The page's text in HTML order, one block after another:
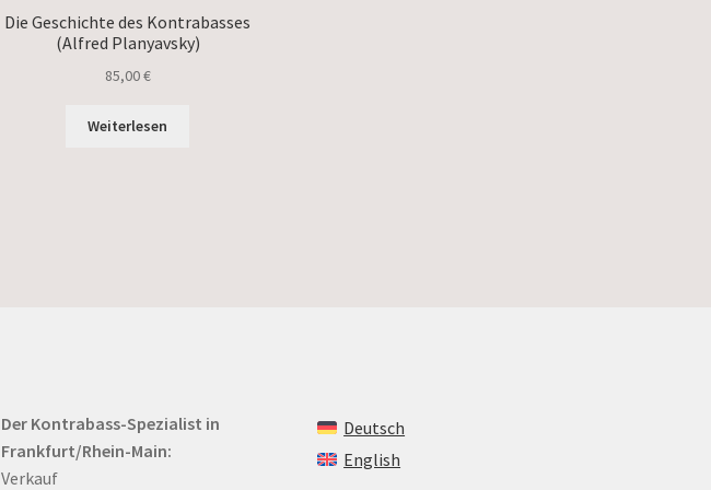
Die Geschichte des Kontrabasses
(Alfred Planyavsky)
85,00€
Weiterlesen
Der Kontrabass-Spezialist in
Frankfurt/Rhein-Main:
Verkauf
Deutsch
English